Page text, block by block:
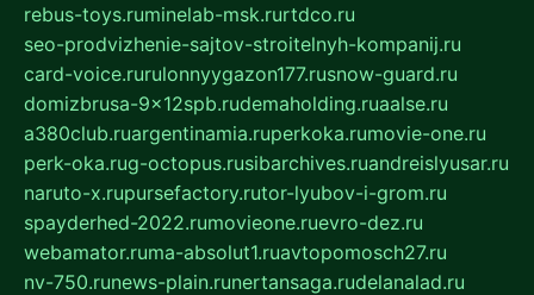
rebus-toys.ruminelab-msk.rurtdco.ru
seo-prodvizhenie-sajtov-stroitelnyh-kompanij.ru
card-voice.rurulonnyygazon177.rusnow-guard.ru
domizbrusa-9x12spb.rudemaholding.ruaalse.ru
a380club.ruargentinamia.ruperkoka.rumovie-one.ru
perk-oka.rug-octopus.rusibarchives.ruandreislyusar.ru
naruto-x.rupursefactory.rutor-lyubov-i-grom.ru
spayderhed-2022.rumovieone.ruevro-dez.ru
webamator.ruma-absolut1.ruavtopomosch27.ru
nv-750.runews-plain.runertansaga.rudelanalad.ru